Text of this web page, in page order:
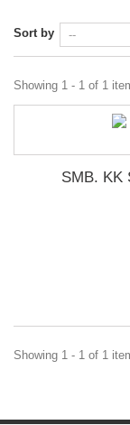
Sort by
Showing 1 - 1 of 1
SMB. KK
Showing 1 - 1 of 1